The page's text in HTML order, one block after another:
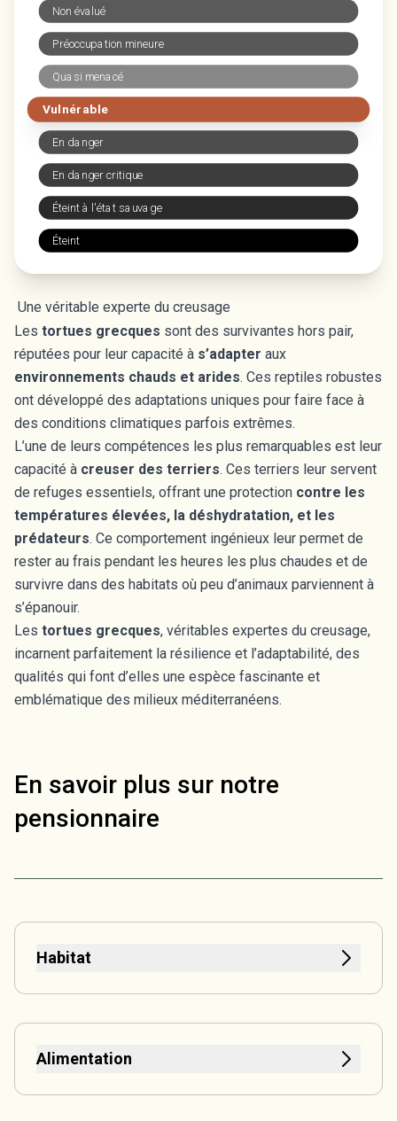
Une véritable experte du creusage
Les tortues grecques sont des survivantes hors pair,
réputées pour leur capacité à s’adapter aux
environnements chauds et arides. Ces reptiles robustes
ont développé des adaptations uniques pour faire face à
des conditions climatiques parfois extrêmes.
L’une de leurs compétences les plus remarquables est leur
capacité à creuser des terriers. Ces terriers leur servent
de refuges essentiels, offrant une protection contre les
températures élevées, la déshydratation, et les
prédateurs. Ce comportement ingénieux leur permet de
rester au frais pendant les heures les plus chaudes et de
survivre dans des habitats où peu d’animaux parviennent à
s’épanouir.
Les tortues grecques, véritables expertes du creusage,
incarnent parfaitement la résilience et l’adaptabilité, des
qualités qui font d’elles une espèce fascinante et
emblématique des milieux méditerranéens.
Non évalué
Préoccupation mineure
Quasi menacé
Vulnérable
En danger
En danger critique
Éteint à l'état sauvage
Éteint
En savoir plus sur notre
pensionnaire
Habitat
Alimentation